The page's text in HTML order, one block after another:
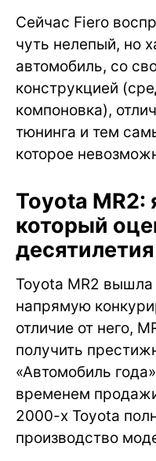
Сейчас Fiero
чуть нелепый, но
автомобиль, со
конструкцией
компоновка),
тюнинга и тем
которое
Toyota MR2:
который
десятилетия
Toyota MR2
напрямую
отличие от него,
получить
«Автомобиль
временем
2000-х Toyota
производство